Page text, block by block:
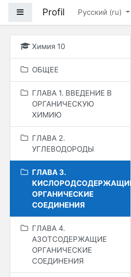
Боковая панель
Profil Русский ‎(ru)‎
Химия 10
ОБЩЕЕ
ГЛАВА 1. ВВЕДЕНИЕ В
ОРГАНИЧЕСКУЮ
ХИМИЮ
ГЛАВА 2.
УГЛЕВОДОРОДЫ
ГЛАВА 3.
КИСЛОРОДСОДЕРЖАЩИЕ
ОРГАНИЧЕСКИЕ
СОЕДИНЕНИЯ
ГЛАВА 4.
АЗОТСОДЕРЖАЩИЕ
ОРГАНИЧЕСКИЕ
СОЕДИНЕНИЯ